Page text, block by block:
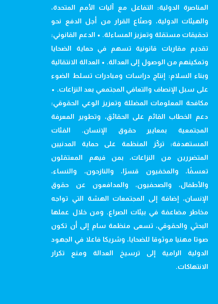
المناصرة الدولية: التفاعل مع آليات الأمم المتحدة،
والهيئات الدولية، وصنّاع القرار من أجل الدفع نحو
تحقيقات مستقلة وتعزيز المساءلة. • الدعم القانوني:
تقديم مقاربات قانونية تسهم في حماية الضحايا
وتمكينهم من الوصول إلى العدالة. • العدالة الانتقالية
وبناء السلام: إنتاج دراسات ومبادرات تسلط الضوء
على سبل الإنصاف والتعافي المجتمعي بعد النزاعات. •
مكافحة المعلومات المضللة وتعزيز الوعي الحقوقي:
دعم الخطاب القائم على الحقائق، وتطوير المعرفة
المجتمعية بمعايير حقوق الإنسان. الفئات
المستهدفة: تركّز المنظمة على حماية المدنيين
المتضررين من النزاعات، بمن فيهم المعتقلون
تعسفًا، والمخفيون قسرًا، والنازحون، والنساء،
والأطفال، والصحفيون، والمدافعون عن حقوق
الإنسان، إضافة إلى المجتمعات الهشة التي تواجه
مخاطر مضاعفة في بيئات الصراع. ومن خلال عملها
البحثي والحقوقي، تسعى منظمة سام إلى أن تكون
صوتا مهنيا موثوقا للضحايا، وشريكا فاعلا في الجهود
الدولية الرامية إلى ترسيخ العدالة ومنع تكرار
الانتهاكات.